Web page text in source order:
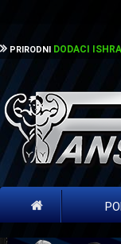
PRIRODNI DODACI